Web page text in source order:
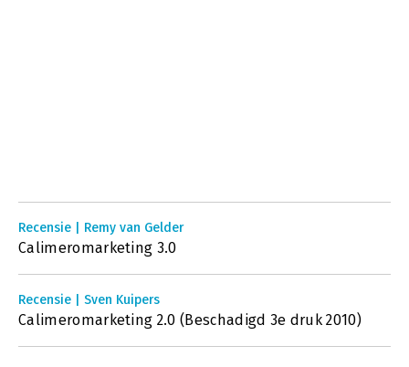
Recensie | Remy van Gelder
Calimeromarketing 3.0
Recensie | Sven Kuipers
Calimeromarketing 2.0 (Beschadigd 3e druk 2010)